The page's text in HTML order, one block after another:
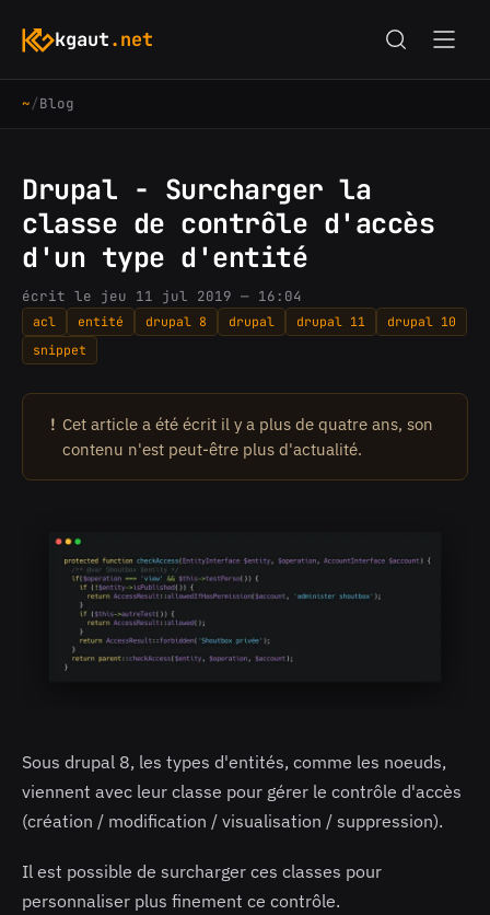
kgaut.net
~/Blog
Drupal - Surcharger la
classe de contrôle d'accès
d'un type d'entité
écrit le jeu 11 jul 2019 — 16:04
acl entité drupal 8 drupal drupal 11
drupal 10
snippet
! Cet article a été écrit il y a plus de quatre ans, son
contenu n'est peut-être plus d'actualité.
Sous drupal 8, les types d'entités, comme les noeuds,
viennent avec leur classe pour gérer le contrôle d'accès
(création / modification / visualisation / suppression).
Il est possible de surcharger ces classes pour
personnaliser plus finement ce contrôle.